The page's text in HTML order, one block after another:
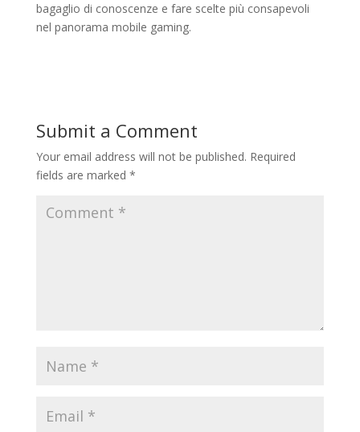
bagaglio di conoscenze e fare scelte più consapevoli
nel panorama mobile gaming.
Submit a Comment
Your email address will not be published. Required
fields are marked *